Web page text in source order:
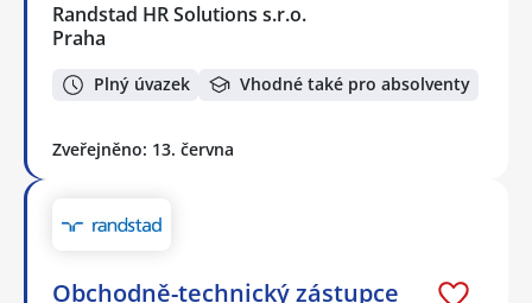
Randstad HR Solutions s.r.o.
Praha
Plný úvazek Vhodné také pro absolventy
Zveřejněno: 13. června
Obchodně-technický zástupce